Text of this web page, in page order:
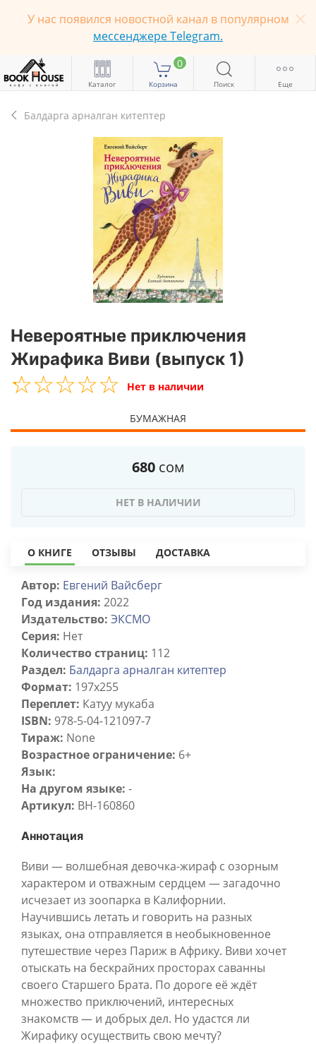
У нас появился новостной канал в популярном
мессенджере Telegram.
Каталог
0
Корзина Поиск Еще
Балдарга арналган китептер
Невероятные приключения
Жирафика Виви (выпуск 1)
☆☆☆☆☆
★★★★★ Нет в наличии
БУМАЖНАЯ
680 сом
НЕТ В НАЛИЧИИ
О КНИГЕ ОТЗЫВЫ ДОСТАВКА
Автор: Евгений Вайсберг
Год издания: 2022
Издательство: ЭКСМО
Серия: Нет
Количество страниц: 112
Раздел: Балдарга арналган китептер
Формат: 197x255
Переплет: Катуу мукаба
ISBN: 978-5-04-121097-7
Тираж: None
Возрастное ограничение: 6+
Язык:
На другом языке: -
Артикул: BH-160860
Аннотация
Виви — волшебная девочка-жираф с озорным
характером и отважным сердцем — загадочно
исчезает из зоопарка в Калифорнии.
Научившись летать и говорить на разных
языках, она отправляется в необыкновенное
путешествие через Париж в Африку. Виви хочет
отыскать на бескрайних просторах саванны
своего Старшего Брата. По дороге её ждёт
множество приключений, интересных
знакомств — и добрых дел. Но удастся ли
Жирафику осуществить свою мечту?